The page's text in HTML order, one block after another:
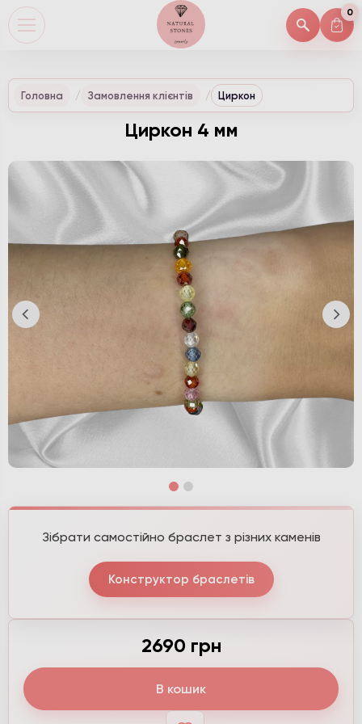
0
Головна Замовлення клієнтів Циркон
Циркон 4 мм
Зібрати самостійно браслет з різних каменів
Конструктор браслетів
2690 грн
В кошик